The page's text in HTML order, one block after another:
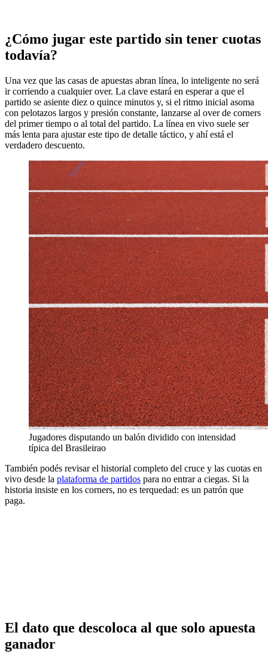
¿Cómo jugar este partido sin tener cuotas
todavía?
Una vez que las casas de apuestas abran línea, lo inteligente no será
ir corriendo a cualquier over. La clave estará en esperar a que el
partido se asiente diez o quince minutos y, si el ritmo inicial asoma
con pelotazos largos y presión constante, lanzarse al over de corners
del primer tiempo o al total del partido. La línea en vivo suele ser
más lenta para ajustar este tipo de detalle táctico, y ahí está el
verdadero descuento.
Jugadores disputando un balón dividido con intensidad
típica del Brasileirao
También podés revisar el historial completo del cruce y las cuotas en
vivo desde la plataforma de partidos para no entrar a ciegas. Si la
historia insiste en los corners, no es terquedad: es un patrón que
paga.
El dato que descoloca al que solo apuesta
ganador